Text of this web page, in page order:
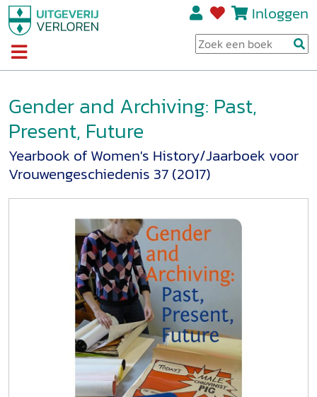
Inloggen
Gender and Archiving: Past,
Present, Future
Yearbook of Women's History/Jaarboek voor
Vrouwengeschiedenis 37 (2017)